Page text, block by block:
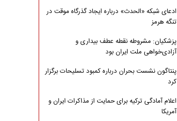
ادعای شبکه «الحدث» درباره ایجاد گذرگاه موقت در
تنگه هرمز
پزشکیان: مشروطه نقطه عطف بیداری و
آزادی‌خواهی ملت ایران بود
پنتاگون نشست بحران درباره کمبود تسلیحات برگزار
کرد
اعلام آمادگی ترکیه برای حمایت از مذاکرات ایران و
آمریکا